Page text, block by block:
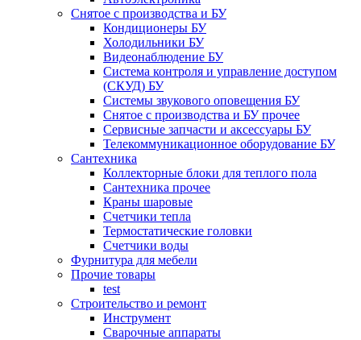
Снятое с производства и БУ
Кондиционеры БУ
Холодильники БУ
Видеонаблюдение БУ
Система контроля и управление доступом
(СКУД) БУ
Системы звукового оповещения БУ
Снятое с производства и БУ прочее
Сервисные запчасти и аксессуары БУ
Телекоммуникационное оборудование БУ
Сантехника
Коллекторные блоки для теплого пола
Сантехника прочее
Краны шаровые
Счетчики тепла
Термоcтатические головки
Счетчики воды
Фурнитура для мебели
Прочие товары
test
Строительство и ремонт
Инструмент
Сварочные аппараты